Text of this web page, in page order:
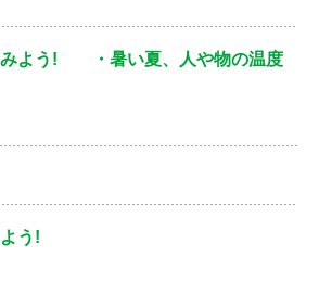
みよう! ・暑い夏、人や物の温度
う!